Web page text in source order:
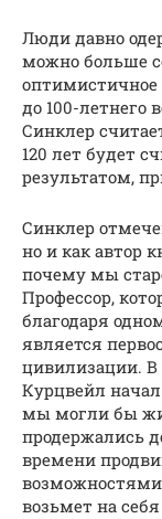
Люди давно
можно больше
до 100-летнего
Синклер
120 лет будет
результатом,
Синклер
но и как автор
почему мы
Профессор,
благодаря
является
цивилизации. В
Курцвейл
мы могли бы
продержались
времени
возможностями
возьмет на